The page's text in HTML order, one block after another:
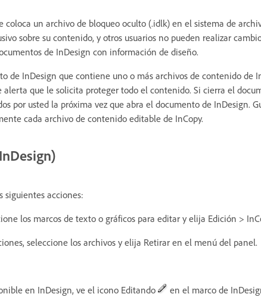
coloca un archivo de bloqueo oculto (.idlk) en el sistema de
sobre su contenido, y otros usuarios no pueden realizar
de InDesign con información de diseño.
de InDesign que contiene uno o más archivos de contenido de
alerta que le solicita proteger todo el contenido. Si cierra el
por usted la próxima vez que abra el documento de InDesign.
cada archivo de contenido editable de InCopy.
siguientes acciones:
los marcos de texto o gráficos para editar y elija Edición >
seleccione los archivos y elija Retirar en el menú del panel.
en InDesign, ve el icono Editando
en el marco de